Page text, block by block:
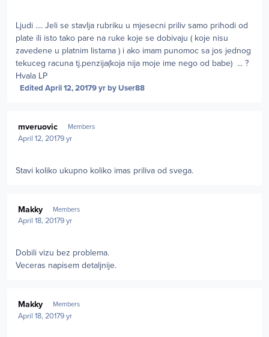
Ljudi .... Jeli se stavlja rubriku u mjesecni priliv samo prihodi od
plate ili isto tako pare na ruke koje se dobivaju ( koje nisu
zavedene u platnim listama ) i ako imam punomoc sa jos jednog
tekuceg racuna tj.penzija(koja nija moje ime nego od babe) ... ?
Hvala LP
Edited April 12, 20179 yrby User88
mveruovic Members
April 12, 20179 yr
Stavi koliko ukupno koliko imas priliva od svega.
Makky Members
April 18, 20179 yr
Dobili vizu bez problema.
Veceras napisem detaljnije.
Makky Members
April 18, 20179 yr